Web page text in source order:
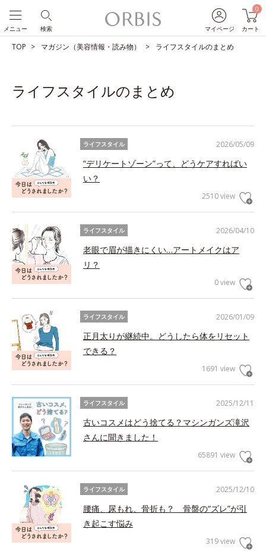
マイページ
0
カート
検索
メニュー
TOP マガジン（美容情報・読み物） ライフスタイルのまとめ
ライフスタイルのまとめ
2026/05/09
ライフスタイル
“デリケートゾーン”って、どうケアすればい
い？
2510 view
2026/04/10
ライフスタイル
老眼で眉が描きにくい…アートメイクはア
リ？
0 view
2026/01/09
ライフスタイル
正月太りが継続中。どうしたら体をリセット
できる？
1691 view
2025/12/11
ライフスタイル
古いコスメはどう捨てる？マシンガンズ滝沢
さんに聞きました！
65891 view
2025/12/10
ライフスタイル
腰痛、尿もれ、骨折も？ 骨盤の“ズレ”が引
き起こす悩み
319 view